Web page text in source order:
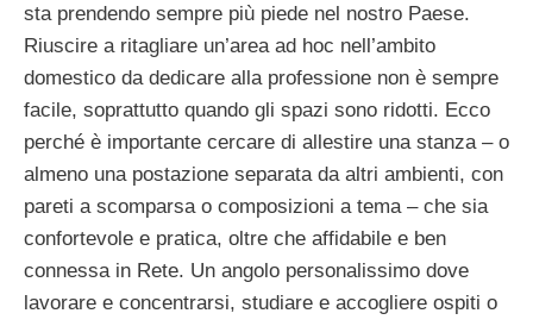
sta prendendo sempre più piede nel nostro Paese.
Riuscire a ritagliare un’area ad hoc nell’ambito
domestico da dedicare alla professione non è sempre
facile, soprattutto quando gli spazi sono ridotti. Ecco
perché è importante cercare di allestire una stanza – o
almeno una postazione separata da altri ambienti, con
pareti a scomparsa o composizioni a tema – che sia
confortevole e pratica, oltre che affidabile e ben
connessa in Rete. Un angolo personalissimo dove
lavorare e concentrarsi, studiare e accogliere ospiti o